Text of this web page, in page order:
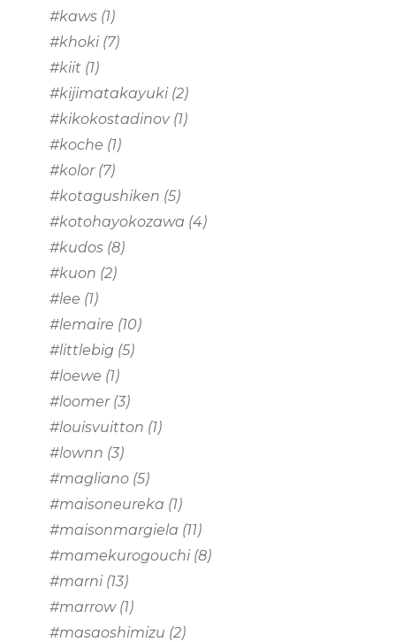
#kaws (1)
#khoki(7)
#kiit (1)
#kijimatakayuki(2)
#kikokostadinov(1)
#koche (1)
#kolor(7)
#kotagushiken (5)
#kotohayokozawa (4)
#kudos (8)
#kuon (2)
#lee (1)
#lemaire (10)
#littlebig (5)
#loewe (1)
#loomer(3)
#louisvuitton (1)
#lownn (3)
#magliano (5)
#maisoneureka (1)
#maisonmargiela (11)
#mamekurogouchi(8)
#marni(13)
#marrow(1)
#masaoshimizu (2)